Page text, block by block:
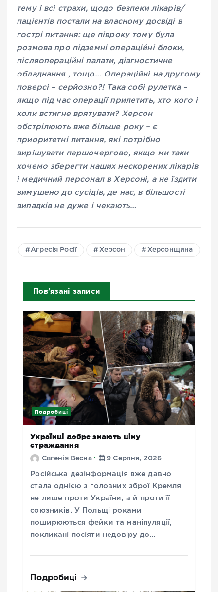
тему і всі страхи, щодо безпеки лікарів/
пацієнтів постали на власному досвіді в
гострі питання: ще півроку тому була
розмова про підземні операційні блоки,
післяопераційні палати, діагностичне
обладнання , тощо… Операційні на другому
поверсі – серйозно?! Така собі рулетка –
якщо під час операції прилетить, хто кого і
коли встигне врятувати? Херсон
обстрілюють вже більше року – є
приоритетні питання, які потрібно
вирішувати першочергово, якщо ми таки
хочемо зберегти наших нескорених лікарів
і медичний персонал в Херсоні, а не їздити
вимушено до сусідів, де нас, в більшості
випадків не дуже і чекають…
Агресія Росії Херсон Херсонщина
Пов'язані записи
Подробиці
Українці добре знають ціну
страждання
Євгенія Весна 9 Серпня, 2026
Російська дезінформація вже давно
стала однією з головних зброї Кремля
не лише проти України, а й проти її
союзників. У Польщі роками
поширюються фейки та маніпуляції,
покликані посіяти недовіру до…
Подробиці